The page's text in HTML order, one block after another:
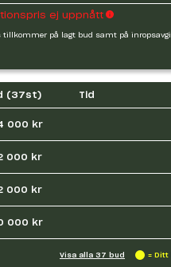
ej uppnått
tillkommer på lagt bud samt på
(37st) Tid
000 kr
000 kr
000 kr
000 kr
Visa alla 37 bud = Ditt